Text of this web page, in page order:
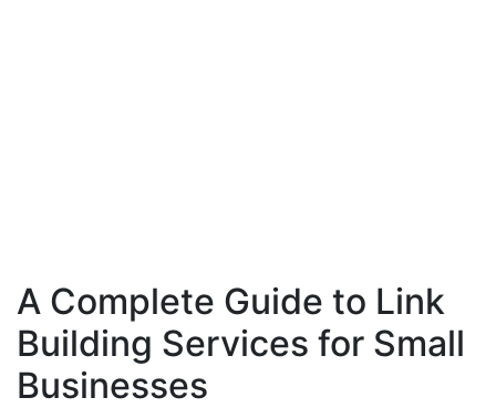
A Complete Guide to Link
Building Services for Small
Businesses